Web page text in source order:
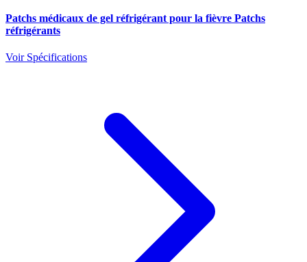
Patchs médicaux de gel réfrigérant pour la fièvre Patchs
réfrigérants
Voir Spécifications